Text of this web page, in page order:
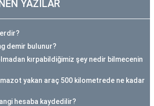
YAZILAR
demir bulunur?
kırpabildiğimiz şey nedir bilmecenin
yakan araç 500 kilometrede ne kadar
hesaba kaydedilir?